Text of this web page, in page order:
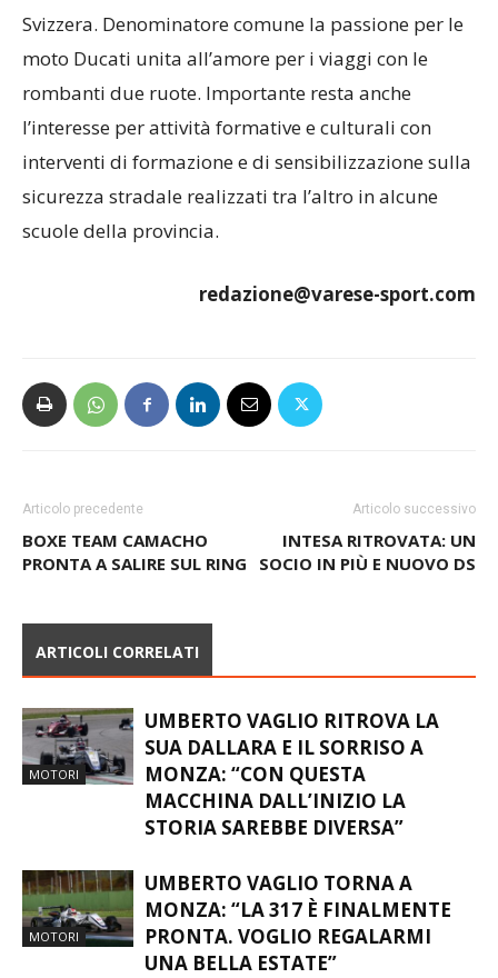
Svizzera. Denominatore comune la passione per le
moto Ducati unita all’amore per i viaggi con le
rombanti due ruote. Importante resta anche
l’interesse per attività formative e culturali con
interventi di formazione e di sensibilizzazione sulla
sicurezza stradale realizzati tra l’altro in alcune
scuole della provincia.
redazione@varese-sport.com
Articolo precedente
BOXE TEAM CAMACHO
PRONTA A SALIRE SUL RING
Articolo successivo
INTESA RITROVATA: UN
SOCIO IN PIÙ E NUOVO DS
ARTICOLI CORRELATI
MOTORI
UMBERTO VAGLIO RITROVA LA
SUA DALLARA E IL SORRISO A
MONZA: “CON QUESTA
MACCHINA DALL’INIZIO LA
STORIA SAREBBE DIVERSA”
MOTORI
UMBERTO VAGLIO TORNA A
MONZA: “LA 317 È FINALMENTE
PRONTA. VOGLIO REGALARMI
UNA BELLA ESTATE”